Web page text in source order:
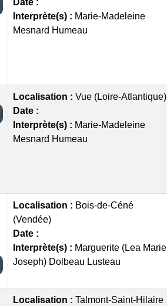
Date :
Interprète(s) : Marie-Madeleine
Mesnard Humeau
Localisation : Vue (Loire-Atlantique)
Date :
Interprète(s) : Marie-Madeleine
Mesnard Humeau
Localisation : Bois-de-Céné
(Vendée)
Date :
Interprète(s) : Marguerite (Lea Marie
Joseph) Dolbeau Lusteau
Localisation : Talmont-Saint-Hilaire